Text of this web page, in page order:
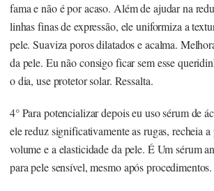
fama e não é por acaso. Além de ajudar na
linhas finas de expressão, ele uniformiza a
pele. Suaviza poros dilatados e acalma.
da pele. Eu não consigo ficar sem esse
o dia, use protetor solar. Ressalta.
4° Para potencializar depois eu uso sérum de
ele reduz significativamente as rugas, recheia a
volume e a elasticidade da pele. É Um sérum
para pele sensível, mesmo após